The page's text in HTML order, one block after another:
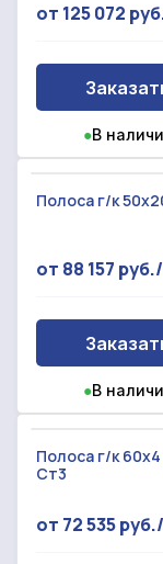
от 125 072
●В
Полоса г/к
от 88 157
●В
Полоса г/к 60х4
Ст3
от 72 535